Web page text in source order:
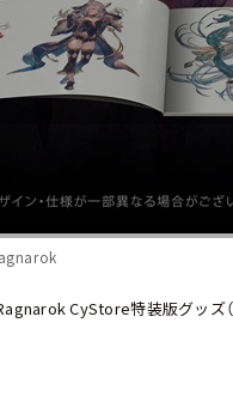
CyStore特装版グッズ